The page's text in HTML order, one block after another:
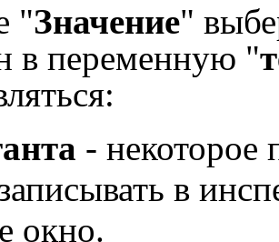
"Значение"
в переменную "
- некоторое
в
окно.